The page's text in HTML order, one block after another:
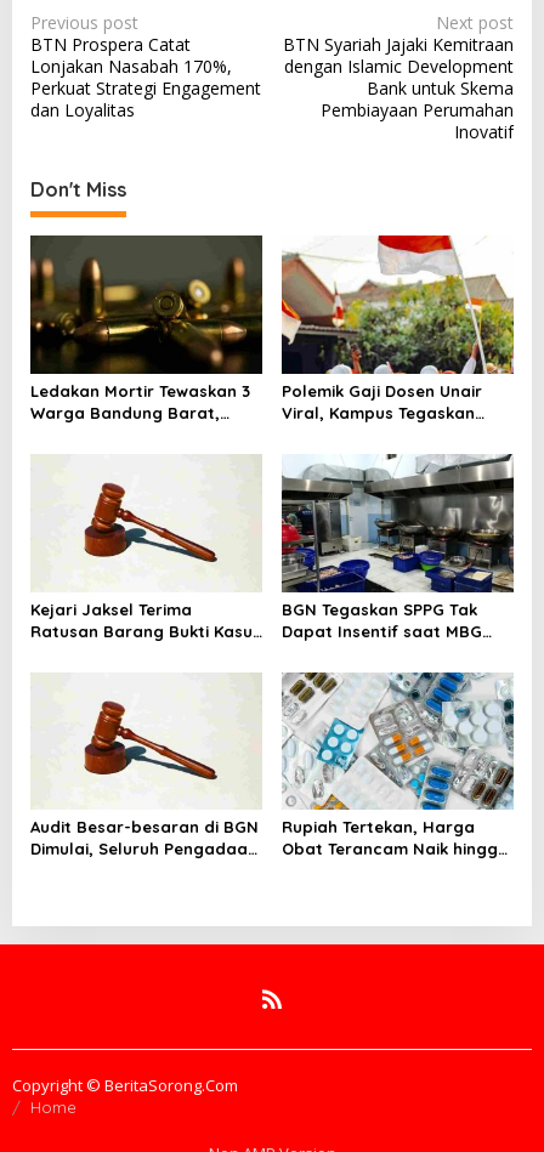
P
o
s
t
a
v
i
g
a
t
i
o
n
Previous post
BTN Prospera Catat
Lonjakan Nasabah 170%,
Perkuat Strategi Engagement
dan Loyalitas
Next post
BTN Syariah Jajaki Kemitraan
dengan Islamic Development
Bank untuk Skema
Pembiayaan Perumahan
Inovatif
Don't Miss
Ledakan Mortir Tewaskan 3
Warga Bandung Barat,
Amunisi Bekas
Polemik Gaji Dosen Unair
Viral, Kampus Tegaskan
Pokok
Kejari Jaksel Terima
Ratusan Barang Bukti Kasus
Jokowi
BGN Tegaskan SPPG Tak
Dapat Insentif saat MBG
Audit Besar-besaran di BGN
Dimulai, Seluruh Pengadaan
Rupiah Tertekan, Harga
Obat Terancam Naik hingga
Copyright © BeritaSorong.Com
Home